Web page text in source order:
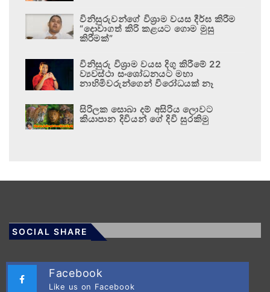
විනිසුරුවන්ගේ විශ්‍රාම වයස දීර්ඝ කිරීම
“දොවාගත් කිරි කළයට ගොම මුසු
කිරීමක්”
විනිසුරු විශ්‍රාම වයස දිගු කිරීමේ 22
ව්‍යවස්ථා සංශෝධනයට මහා
නාහිමිවරුන්ගෙන් විරෝධයක් නෑ
සිරිලක සොබා දම් අසිරිය ලොවට
කියාපාන දිවියන් ගේ දිවි සුරකිමු
SOCIAL SHARE
Facebook
Like us on Facebook